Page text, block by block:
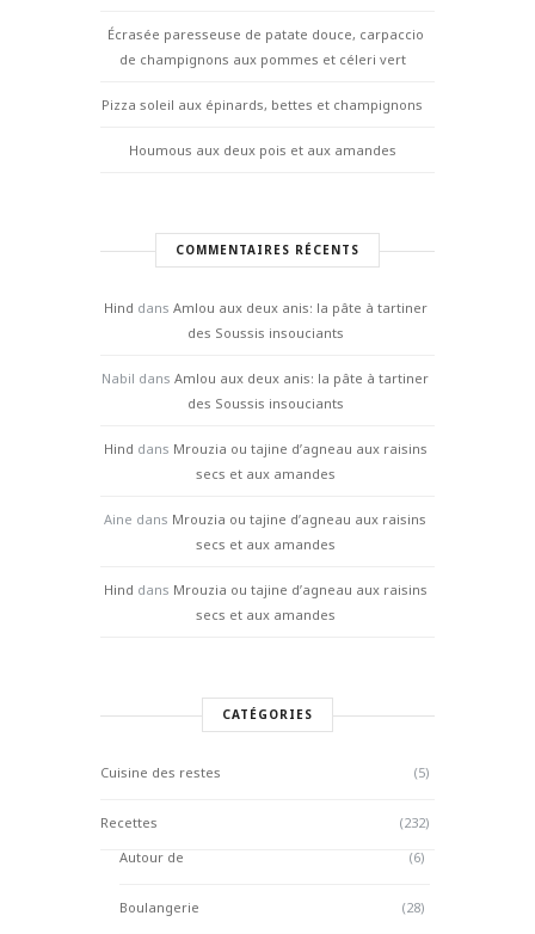
Écrasée paresseuse de patate douce, carpaccio
de champignons aux pommes et céleri vert
Pizza soleil aux épinards, bettes et champignons
Houmous aux deux pois et aux amandes
COMMENTAIRES RÉCENTS
Hind dans Amlou aux deux anis: la pâte à tartiner
des Soussis insouciants
Nabil dans Amlou aux deux anis: la pâte à tartiner
des Soussis insouciants
Hind dans Mrouzia ou tajine d’agneau aux raisins
secs et aux amandes
Aine dans Mrouzia ou tajine d’agneau aux raisins
secs et aux amandes
Hind dans Mrouzia ou tajine d’agneau aux raisins
secs et aux amandes
CATÉGORIES
Cuisine des restes (5)
Recettes
(232)
Autour de
(6)
Boulangerie (28)